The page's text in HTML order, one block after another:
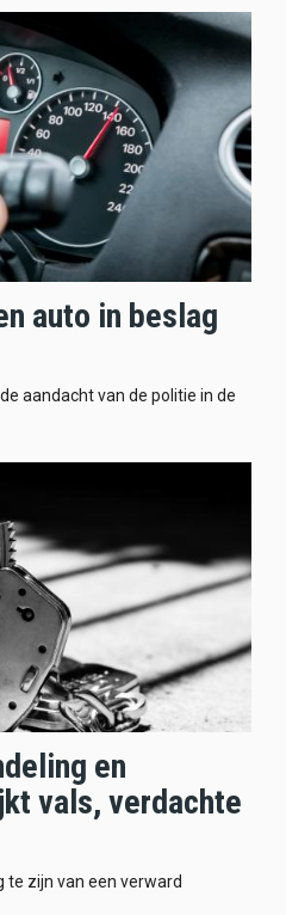
auto in beslag
aandacht van de politie in de
en
vals, verdachte
te zijn van een verward